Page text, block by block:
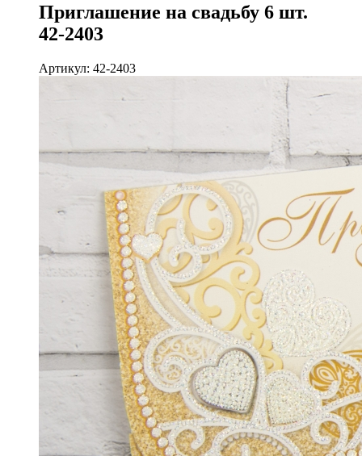
Приглашение на свадьбу 6 шт.
42-2403
Артикул: 42-2403